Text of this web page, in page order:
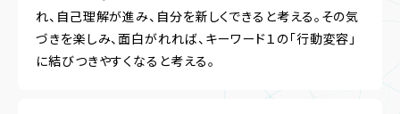
れ、自己理解が進み、自分を新しくできると考える。その気
づきを楽しみ、面白がれれば、キーワード１の「行動変容」
に結びつきやすくなると考える。